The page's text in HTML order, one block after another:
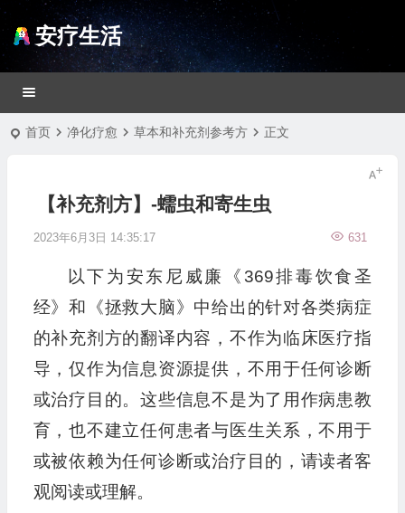
安疗生活
首页 净化疗愈 草本和补充剂参考方 正文
【补充剂方】-蠕虫和寄生虫
2023年6月3日 14:35:17 631
以下为安东尼威廉《369排毒饮食圣
经》和《拯救大脑》中给出的针对各类病症
的补充剂方的翻译内容，不作为临床医疗指
导，仅作为信息资源提供，不用于任何诊断
或治疗目的。这些信息不是为了用作病患教
育，也不建立任何患者与医生关系，不用于
或被依赖为任何诊断或治疗目的，请读者客
观阅读或理解。